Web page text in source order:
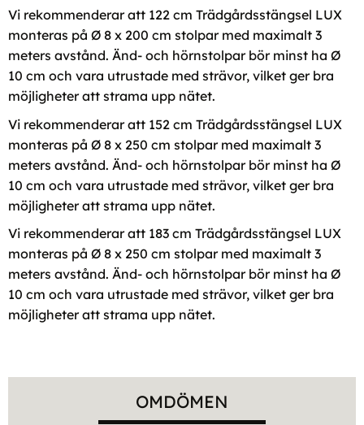
Vi rekommenderar att 122 cm Trädgårdsstängsel LUX
monteras på Ø 8 x 200 cm stolpar med maximalt 3
meters avstånd. Änd- och hörnstolpar bör minst ha Ø
10 cm och vara utrustade med strävor, vilket ger bra
möjligheter att strama upp nätet.
Vi rekommenderar att 152 cm Trädgårdsstängsel LUX
monteras på Ø 8 x 250 cm stolpar med maximalt 3
meters avstånd. Änd- och hörnstolpar bör minst ha Ø
10 cm och vara utrustade med strävor, vilket ger bra
möjligheter att strama upp nätet.
Vi rekommenderar att 183 cm Trädgårdsstängsel LUX
monteras på Ø 8 x 250 cm stolpar med maximalt 3
meters avstånd. Änd- och hörnstolpar bör minst ha Ø
10 cm och vara utrustade med strävor, vilket ger bra
möjligheter att strama upp nätet.
OMDÖMEN